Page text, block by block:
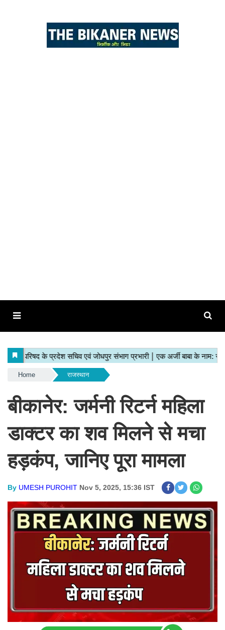
Home राजस्थान
बीकानेर: जर्मनी रिटर्न महिला
डाक्टर का शव मिलने से मचा
हड़कंप, जानिए पूरा मामला
By UMESH PUROHIT Nov 5, 2025, 15:36 IST